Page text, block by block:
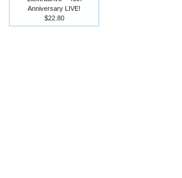
Anniversary LIVE!
$22.80